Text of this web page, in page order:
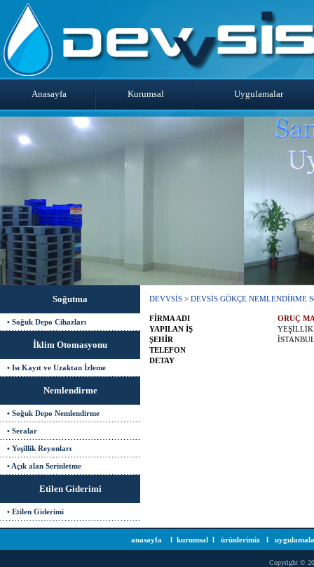
Anasayfa Kurumsal Uygulamalar
Soğutma
• Soğuk Depo Cihazları
İklim Otomasyonu
• Isı Kayıt ve Uzaktan İzleme
Nemlendirme
• Soğuk Depo Nemlendirme
• Seralar
• Yeşillik Reyonları
• Açık alan Serinletme
Etilen Giderimi
• Etilen Giderimi
DEVVSİS > DEVSİS GÖKÇE NEMLENDİRME
FİRMA ADI
ORUÇ
YAPILAN İŞ
YEŞİLLİK
ŞEHİR
TELEFON
DETAY
anasayfa l kurumsal l ürünlerimiz l
Copyright ©